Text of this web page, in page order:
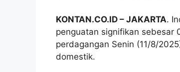
KONTAN.CO.ID – JAKARTA.
penguatan signifikan sebesar
perdagangan Senin (11/8/
domestik.